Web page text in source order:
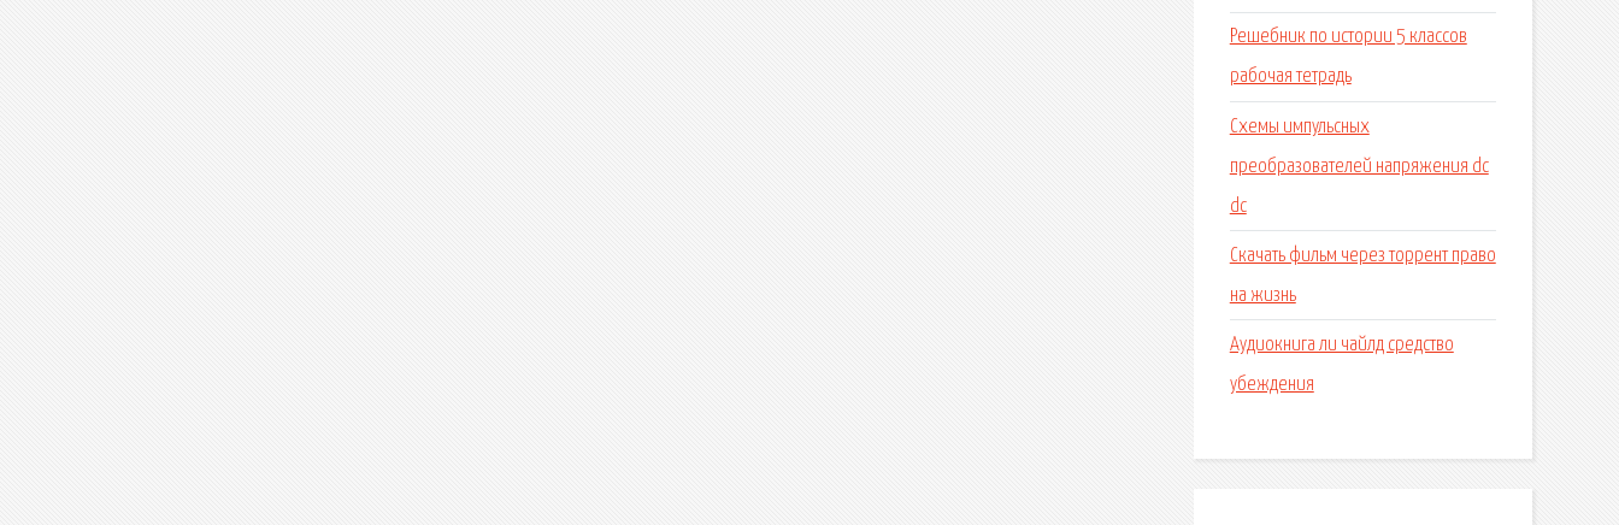
Решебник по истории 5 классов
рабочая тетрадь
Схемы импульсных
преобразователей напряжения dc
dc
Скачать фильм через торрент право
на жизнь
Аудиокнига ли чайлд средство
убеждения